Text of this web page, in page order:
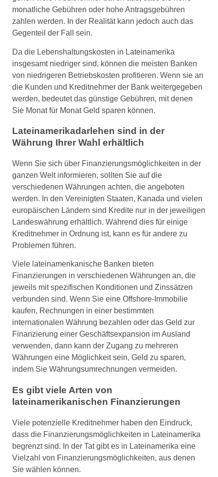
monatliche Gebühren oder hohe Antragsgebühren
zahlen werden. In der Realität kann jedoch auch das
Gegenteil der Fall sein.
Da die Lebenshaltungskosten in Lateinamerika
insgesamt niedriger sind, können die meisten Banken
von niedrigeren Betriebskosten profitieren. Wenn sie an
die Kunden und Kreditnehmer der Bank weitergegeben
werden, bedeutet das günstige Gebühren, mit denen
Sie Monat für Monat Geld sparen können.
Lateinamerikadarlehen sind in der
Währung Ihrer Wahl erhältlich
Wenn Sie sich über Finanzierungsmöglichkeiten in der
ganzen Welt informieren, sollten Sie auf die
verschiedenen Währungen achten, die angeboten
werden. In den Vereinigten Staaten, Kanada und vielen
europäischen Ländern sind Kredite nur in der jeweiligen
Landeswährung erhältlich. Während dies für einige
Kreditnehmer in Ordnung ist, kann es für andere zu
Problemen führen.
Viele lateinamerikanische Banken bieten
Finanzierungen in verschiedenen Währungen an, die
jeweils mit spezifischen Konditionen und Zinssätzen
verbunden sind. Wenn Sie eine Offshore-Immobilie
kaufen, Rechnungen in einer bestimmten
internationalen Währung bezahlen oder das Geld zur
Finanzierung einer Geschäftsexpansion im Ausland
verwenden, dann kann der Zugang zu mehreren
Währungen eine Möglichkeit sein, Geld zu sparen,
indem Sie Währungsumrechnungen vermeiden.
Es gibt viele Arten von
lateinamerikanischen Finanzierungen
Viele potenzielle Kreditnehmer haben den Eindruck,
dass die Finanzierungsmöglichkeiten in Lateinamerika
begrenzt sind. In der Tat gibt es in Lateinamerika eine
Vielzahl von Finanzierungsmöglichkeiten, aus denen
Sie wählen können.